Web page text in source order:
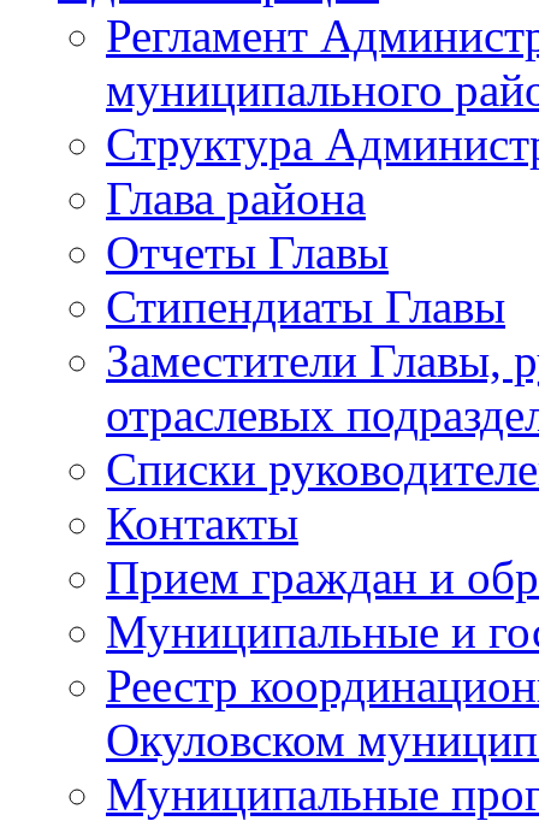
Регламент
муниципального
Структура
Глава района
Отчеты Главы
Стипендиаты Главы
Заместители Главы,
отраслевых
Списки
Контакты
Прием граждан и
Муниципальные и
Реестр
Окуловском
Муниципальные